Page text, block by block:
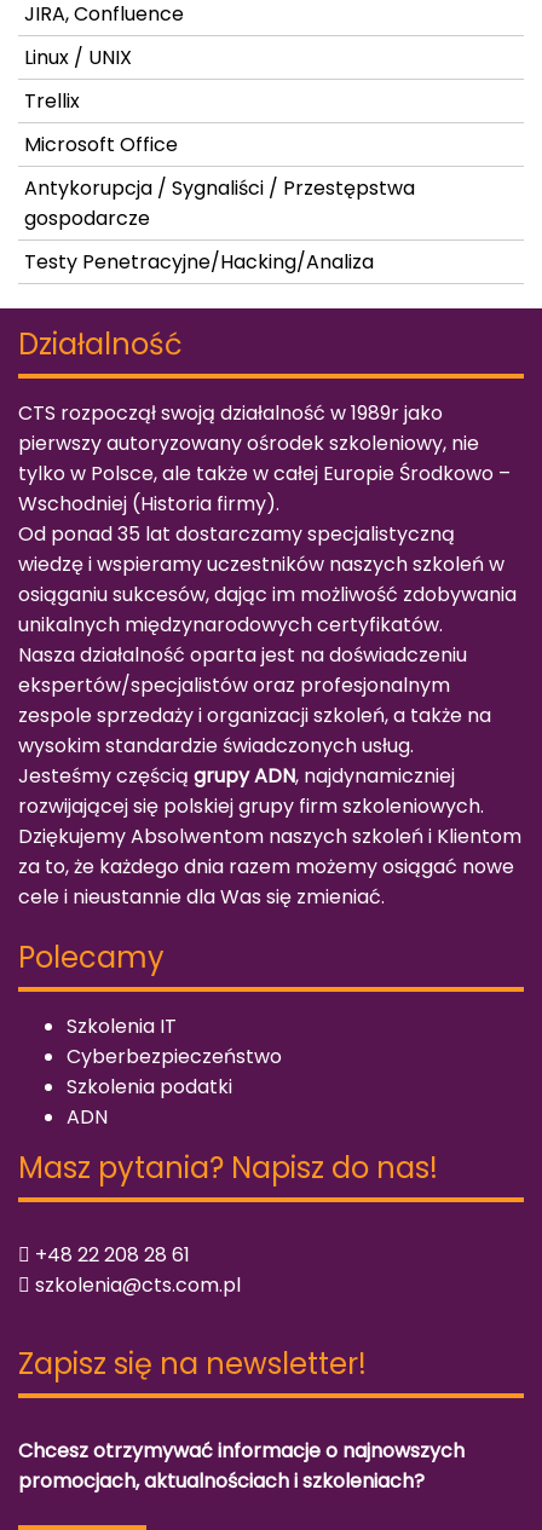
JIRA, Confluence
Linux / UNIX
Trellix
Microsoft Office
Antykorupcja / Sygnaliści / Przestępstwa
gospodarcze
Testy Penetracyjne/Hacking/Analiza
Działalność
CTS rozpoczął swoją działalność w 1989r jako
pierwszy autoryzowany ośrodek szkoleniowy, nie
tylko w Polsce, ale także w całej Europie Środkowo –
Wschodniej (Historia firmy).
Od ponad 35 lat dostarczamy specjalistyczną
wiedzę i wspieramy uczestników naszych szkoleń w
osiąganiu sukcesów, dając im możliwość zdobywania
unikalnych międzynarodowych certyfikatów.
Nasza działalność oparta jest na doświadczeniu
ekspertów/specjalistów oraz profesjonalnym
zespole sprzedaży i organizacji szkoleń, a także na
wysokim standardzie świadczonych usług.
Jesteśmy częścią grupy ADN, najdynamiczniej
rozwijającej się polskiej grupy firm szkoleniowych.
Dziękujemy Absolwentom naszych szkoleń i Klientom
za to, że każdego dnia razem możemy osiągać nowe
cele i nieustannie dla Was się zmieniać.
Polecamy
Szkolenia IT
Cyberbezpieczeństwo
Szkolenia podatki
ADN
Masz pytania? Napisz do nas!
+48 22 208 28 61
szkolenia@cts.com.pl
Zapisz się na newsletter!
Chcesz otrzymywać informacje o najnowszych
promocjach, aktualnościach i szkoleniach?